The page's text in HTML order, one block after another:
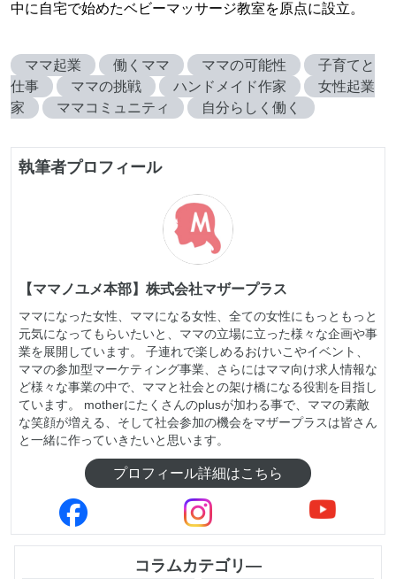
中に自宅で始めたベビーマッサージ教室を原点に設立。
ママ起業 働くママ ママの可能性
子育てと
仕事
ママの挑戦 ハンドメイド作家
女性起業
家
ママコミュニティ 自分らしく働く
執筆者プロフィール
【ママノユメ本部】株式会社マザープラス
ママになった女性、ママになる女性、全ての女性にもっともっと
元気になってもらいたいと、ママの立場に立った様々な企画や事
業を展開しています。 子連れで楽しめるおけいこやイベント、
ママの参加型マーケティング事業、さらにはママ向け求人情報な
ど様々な事業の中で、ママと社会との架け橋になる役割を目指し
ています。 motherにたくさんのplusが加わる事で、ママの素敵
な笑顔が増える、そして社会参加の機会をマザープラスは皆さん
と一緒に作っていきたいと思います。
プロフィール詳細はこちら
コラムカテゴリ―